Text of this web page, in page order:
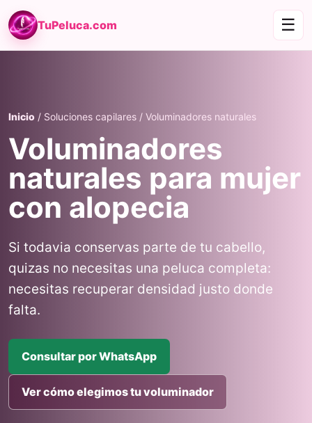
TuPeluca.com ☰
Inicio / Soluciones capilares / Voluminadores naturales
Voluminadores
naturales para mujer
con alopecia
Si todavia conservas parte de tu cabello,
quizas no necesitas una peluca completa:
necesitas recuperar densidad justo donde
falta.
Consultar por WhatsApp
Ver cómo elegimos tu voluminador